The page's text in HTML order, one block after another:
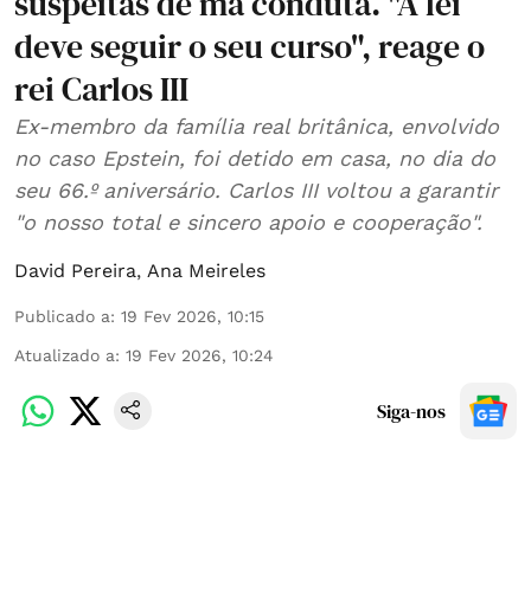
deve seguir o seu curso", reage o
rei Carlos III
Ex-membro da família real britânica, envolvido
no caso Epstein, foi detido em casa, no dia do
seu 66.º aniversário. Carlos III voltou a garantir
"o nosso total e sincero apoio e cooperação".
David Pereira, Ana Meireles
Publicado a: 19 Fev 2026, 10:15
Atualizado a: 19 Fev 2026, 10:24
Siga-nos